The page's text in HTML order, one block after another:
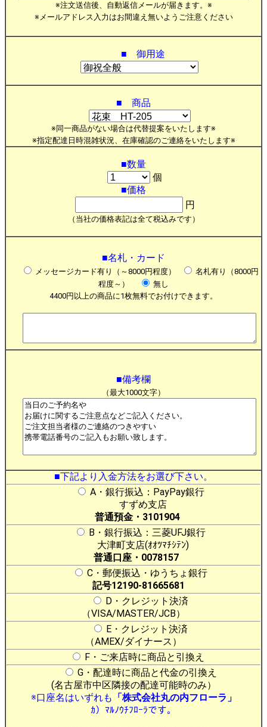
※注文送信後、自動返信メールが届きます。※
※メールアドレス入力はお間違え無いようご注意ください
■ 御用途
■ 商品
※同一商品がない場合は代替提案をいたします※
※指定配達日時混雑状況、在庫確認のご連絡をいたします※
■数量
個
■価格
円
（当社の価格表記は全て税込みです）
■名札・カード
メッセージカード有り（～8000円程度）
名札有り（8000円
程度～）
無し
4400円以上の商品に1枚無料でお付けできます。
■備考欄
（最大1000文字）
■下記より入金方法をお選び下さい。
A・銀行振込：PayPay銀行
すずめ支店
普通預金・3101904
B・銀行振込：三菱UFJ銀行
大津町支店(ｵｵﾂﾏﾁｼﾃﾝ)
普通口座・0078157
C・郵便振込・ゆうちょ銀行
記号12190-81665681
D・クレジット決済
（VISA/MASTER/JCB）
E・クレジット決済
（AMEX/ダイナース）
F・ご来店時に商品と引換え
G・配達時に商品と代金の引換え
(名古屋市中区隣接の配達可能時のみ）
※口座名はいずれも 「株式会社丸の内フローラ」
ｶ）ﾏﾙﾉｳﾁﾌﾛｰﾗです。